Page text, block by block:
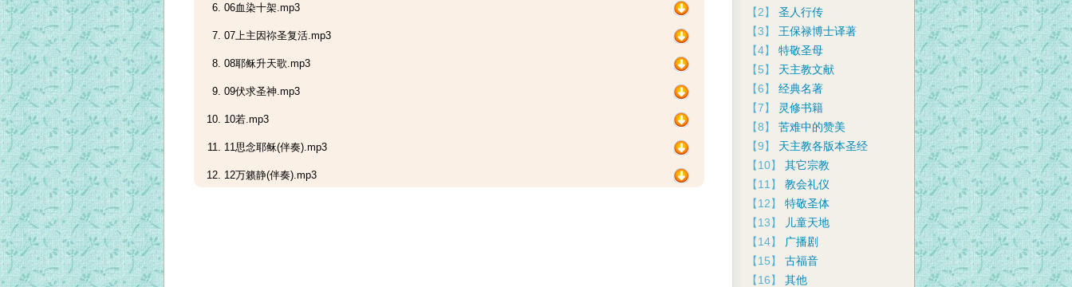
06血染十架.mp3
07上主因祢圣复活.mp3
08耶稣升天歌.mp3
09伏求圣神.mp3
10若.mp3
11思念耶稣(伴奏).mp3
12万籁静(伴奏).mp3
【2】 圣人行传
【3】 王保禄博士译著
【4】 特敬圣母
【5】 天主教文献
【6】 经典名著
【7】
灵修书籍
【8】 苦难中的赞美
【9】 天主教各版本圣经
【10】 其它宗教
【11】 教会礼仪
【12】 特敬圣体
【13】
儿童天地
【14】
广播剧
【15】 古福音
【16】 其他